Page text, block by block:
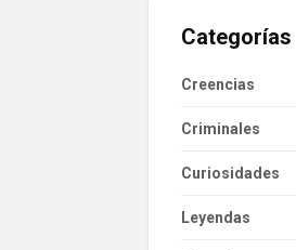
Categorías
Creencias
Criminales
Curiosidades
Leyendas